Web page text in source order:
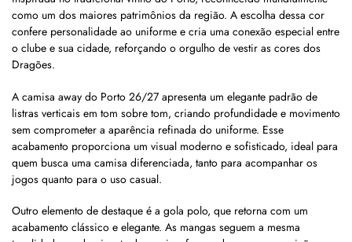
como um dos maiores patrimônios da região. A escolha dessa cor
confere personalidade ao uniforme e cria uma conexão especial entre
o clube e sua cidade, reforçando o orgulho de vestir as cores dos
Dragões.
A camisa away do Porto 26/27 apresenta um elegante padrão de
listras verticais em tom sobre tom, criando profundidade e movimento
sem comprometer a aparência refinada do uniforme. Esse
acabamento proporciona um visual moderno e sofisticado, ideal para
quem busca uma camisa diferenciada, tanto para acompanhar os
jogos quanto para o uso casual.
Outro elemento de destaque é a gola polo, que retorna com um
acabamento clássico e elegante. As mangas seguem a mesma